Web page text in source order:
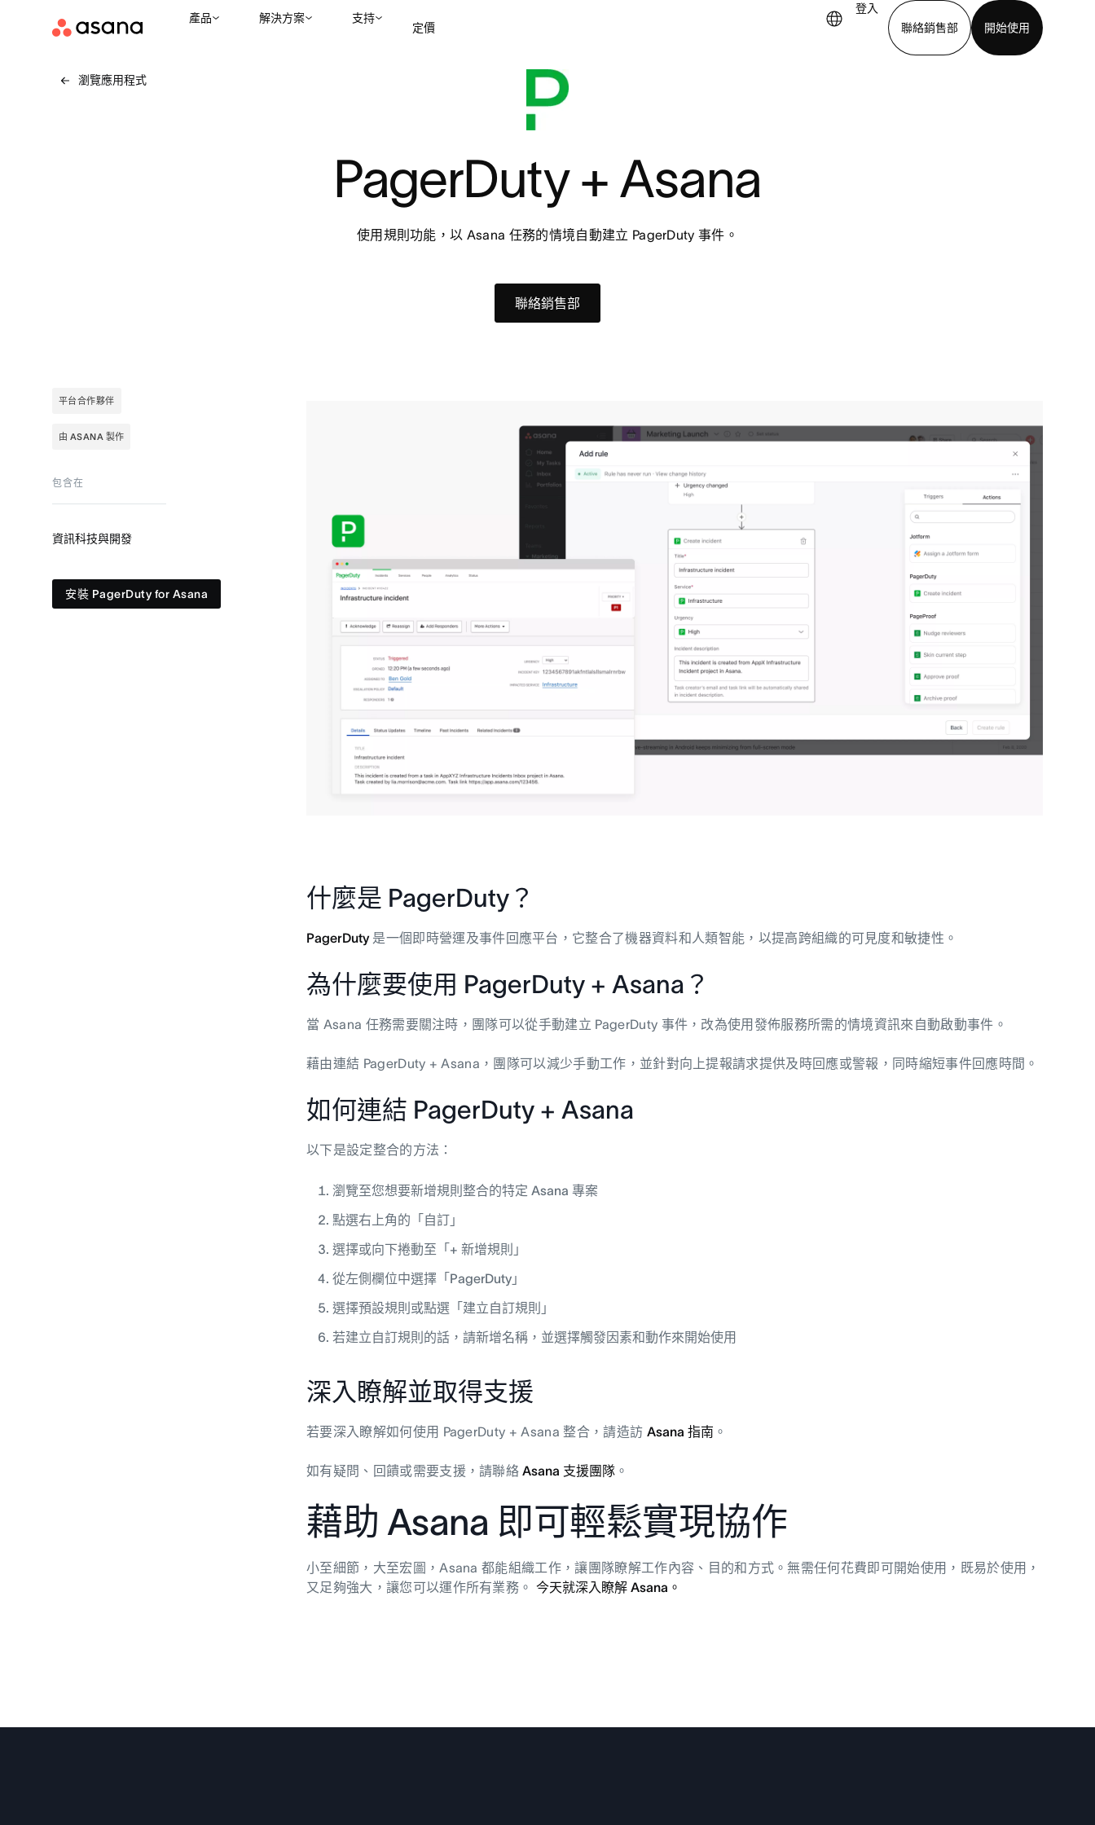
產品 解決方案 支持
定價
登入
聯絡銷售部
開始使用
瀏覽應用程式
PagerDuty + Asana
使用規則功能，以 Asana 任務的情境自動建立 PagerDuty 事件。
聯絡銷售部
平台合作夥伴
由 ASANA 製作
包含在
資訊科技與開發
安裝 PagerDuty for Asana
什麼是 PagerDuty？
PagerDuty 是一個即時營運及事件回應平台，它整合了機器資料和人類智能，以提高跨組織的可見度和敏捷性。
為什麼要使用 PagerDuty + Asana？
當 Asana 任務需要關注時，團隊可以從手動建立 PagerDuty 事件，改為使用發佈服務所需的情境資訊來自動啟動事件。
藉由連結 PagerDuty + Asana，團隊可以減少手動工作，並針對向上提報請求提供及時回應或警報，同時縮短事件回應時間。
如何連結 PagerDuty + Asana
以下是設定整合的方法：
瀏覽至您想要新增規則整合的特定 Asana 專案
點選右上角的「自訂」
選擇或向下捲動至「+ 新增規則」
從左側欄位中選擇「PagerDuty」
選擇預設規則或點選「建立自訂規則」
若建立自訂規則的話，請新增名稱，並選擇觸發因素和動作來開始使用
深入瞭解並取得支援
若要深入瞭解如何使用 PagerDuty + Asana 整合，請造訪 Asana 指南 。
如有疑問、回饋或需要支援，請聯絡Asana 支援團隊 。
藉助 Asana 即可輕鬆實現協作
小至細節，大至宏圖，Asana 都能組織工作，讓團隊瞭解工作內容、目的和方式。無需任何花費即可開始使用，既易於使用，
又足夠強大，讓您可以運作所有業務。 今天就深入瞭解 Asana。